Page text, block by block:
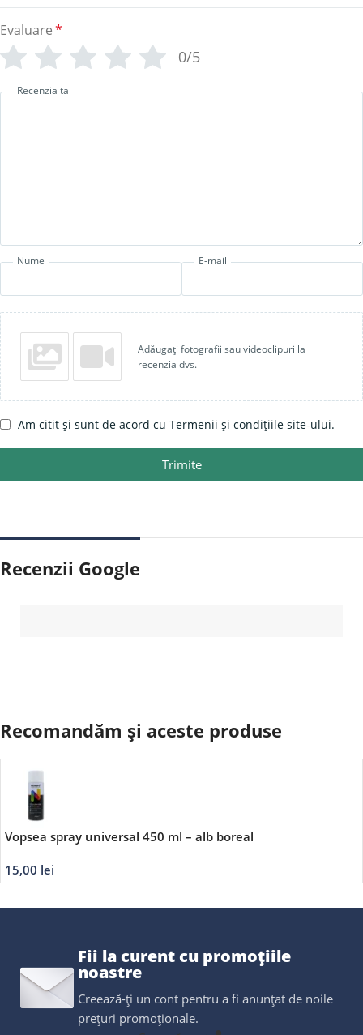
Evaluare*
0/5
Recenzia ta
Nume E-mail
Adăugați fotografii sau videoclipuri la
recenzia dvs.
Am citit și sunt de acord cu Termenii și condițiile site-ului.
Trimite
Recenzii Google
Recomandăm și aceste produse
Vopsea spray universal 450 ml – alb boreal
15,00 lei
Fii la curent cu promoțiile
noastre
Creează-ți un cont pentru a fi anunțat de noile
prețuri promoționale.